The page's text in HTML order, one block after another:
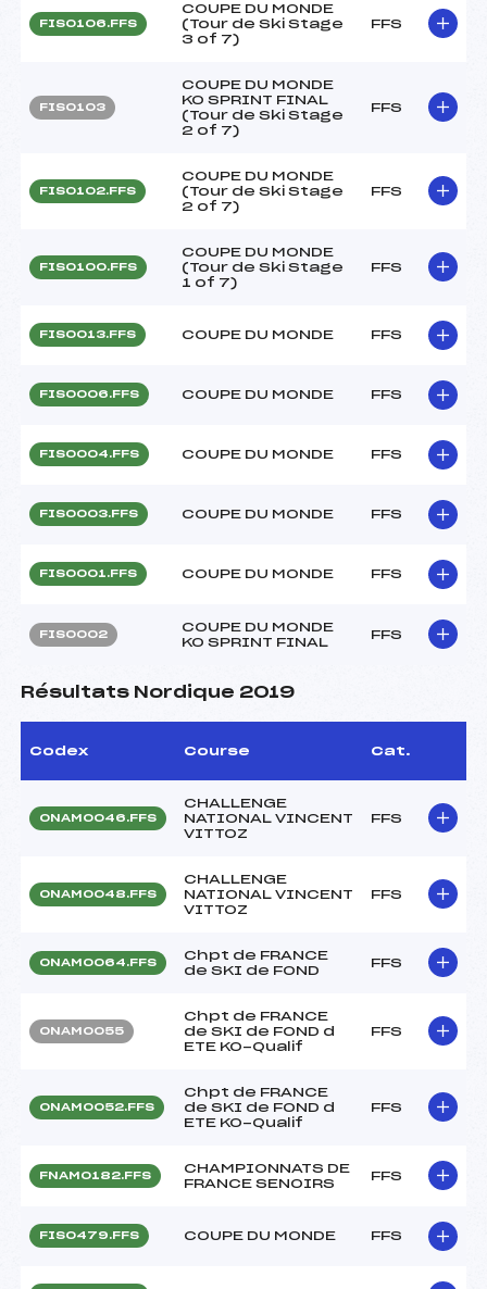
FIS0106.FFS
COUPE DU MONDE
(Tour de Ski Stage
3 of 7)
FFS
FIS0103
COUPE DU MONDE
KO SPRINT FINAL
(Tour de Ski Stage
2 of 7)
FFS
FIS0102.FFS
COUPE DU MONDE
(Tour de Ski Stage
2 of 7)
FFS
FIS0100.FFS
COUPE DU MONDE
(Tour de Ski Stage
1 of 7)
FFS
FIS0013.FFS COUPE DU MONDE FFS
FIS0006.FFS COUPE DU MONDE FFS
FIS0004.FFS COUPE DU MONDE FFS
FIS0003.FFS COUPE DU MONDE FFS
FIS0001.FFS COUPE DU MONDE FFS
FIS0002
COUPE DU MONDE
KO SPRINT FINAL
FFS
Résultats Nordique 2019
Codex Course Cat.
ONAM0046.FFS
CHALLENGE
NATIONAL VINCENT
VITTOZ
FFS
ONAM0048.FFS
CHALLENGE
NATIONAL VINCENT
VITTOZ
FFS
ONAM0064.FFS
Chpt de FRANCE
de SKI de FOND
FFS
ONAM0055
Chpt de FRANCE
de SKI de FOND d
ETE KO-Qualif
FFS
ONAM0052.FFS
Chpt de FRANCE
de SKI de FOND d
ETE KO-Qualif
FFS
FNAM0182.FFS
CHAMPIONNATS DE
FRANCE SENOIRS
FFS
FIS0479.FFS COUPE DU MONDE FFS